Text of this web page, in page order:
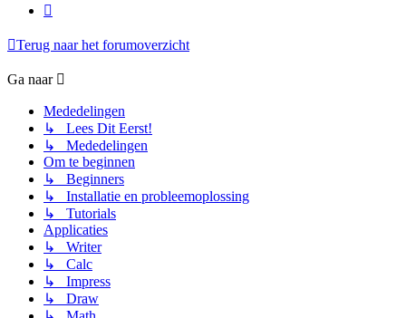
Terug naar het forumoverzicht
Ga naar
Mededelingen
↳ Lees Dit Eerst!
↳ Mededelingen
Om te beginnen
↳ Beginners
↳ Installatie en probleemoplossing
↳ Tutorials
Applicaties
↳ Writer
↳ Calc
↳ Impress
↳ Draw